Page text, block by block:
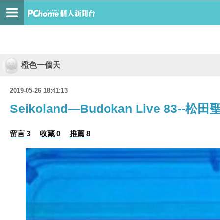
橙色一個天
2019-05-26 18:41:13
Seikoland—Budokan Live 83--松田
留言 3 收藏 0 推薦 8